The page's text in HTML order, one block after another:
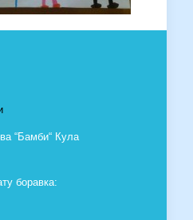
“Бамби“ Кула
боравка: